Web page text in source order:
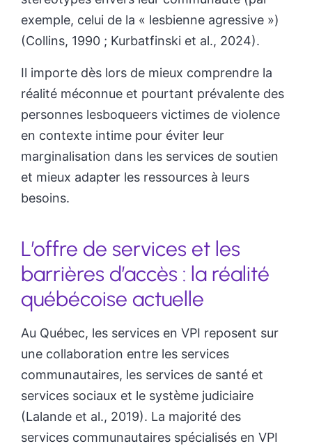
exemple, celui de la « lesbienne agressive »)
(Collins, 1990 ; Kurbatfinski et al., 2024).
Il importe dès lors de mieux comprendre la
réalité méconnue et pourtant prévalente des
personnes lesboqueers victimes de violence
en contexte intime pour éviter leur
marginalisation dans les services de soutien
et mieux adapter les ressources à leurs
besoins.
L’offre de services et les
barrières d’accès : la réalité
québécoise actuelle
Au Québec, les services en VPI reposent sur
une collaboration entre les services
communautaires, les services de santé et
services sociaux et le système judiciaire
(Lalande et al., 2019). La majorité des
services communautaires spécialisés en VPI